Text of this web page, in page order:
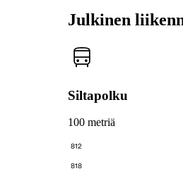
Julkinen
Siltapolku
100 metriä
812
818